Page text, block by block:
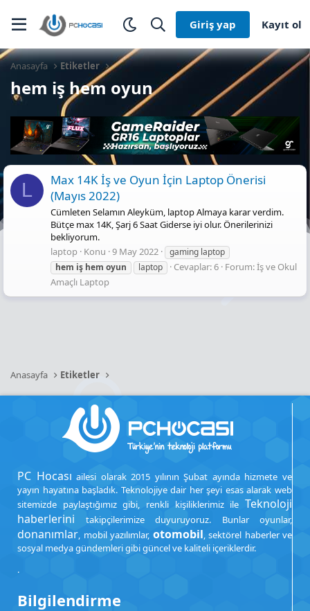
Giriş yap Kayıt ol
Anasayfa Etiketler
hem iş hem oyun
L
Max 14K İş ve Oyun İçin Laptop Önerisi
(Mayıs 2022)
Cümleten Selamın Aleyküm, laptop Almaya karar verdim.
Bütçe max 14K, Şarj 6 Saat Giderse iyi olur. Önerilerinizi
bekliyorum.
laptop Konu 9 May 2022
gaming laptop
hem iş hem oyun laptop Cevaplar: 6 Forum:İş ve Okul
Amaçlı Laptop
Anasayfa Etiketler
PC Hocası ailesi olarak 2015 yılının Şubat ayında hizmete ve
yayın hayatına başladık. Teknolojiye dair her şeyi esas alarak web
sitemizde paylaştığımız gibi, renkli kişiliklerimiz ile Teknoloji
haberlerini takipçilerimize duyuruyoruz. Bunlar oyunlar,
donanımlar, mobil yazılımlar, otomobil, sektörel haberler ve
sosyal medya gündemleri gibi güncel ve kaliteli içeriklerdir.
.
Bilgilendirme